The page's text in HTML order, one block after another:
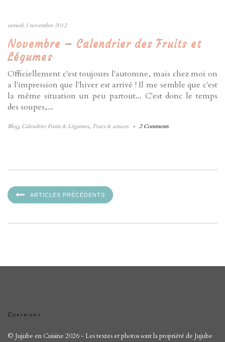
samedi 3 novembre 2012
Novembre – Calendrier des Fruits et
Légumes
Officiellement c'est toujours l'automne, mais chez moi on
a l'impression que l'hiver est arrivé ! Il me semble que c'est
la même situation un peu partout... C'est donc le temps
des soupes,...
Blog, Calendrier Fruits & Légumes, Trucs & astuces - 2 Comments
ARTICLES PRÉCÉDENTS
Copyright
© Jujube en Cuisine 2026 - Les textes et photos sont la propriété de Jujube